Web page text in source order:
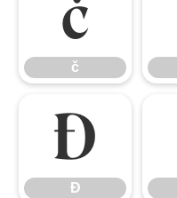
č
č
Đ
Đ